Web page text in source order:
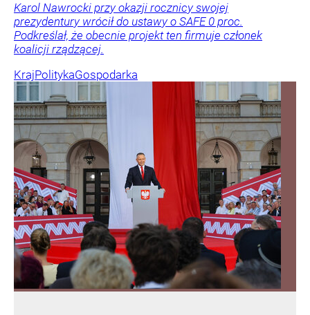
Karol Nawrocki przy okazji rocznicy swojej
prezydentury wrócił do ustawy o SAFE 0 proc.
Podkreślał, że obecnie projekt ten firmuje członek
koalicji rządzącej.
KrajPolitykaGospodarka